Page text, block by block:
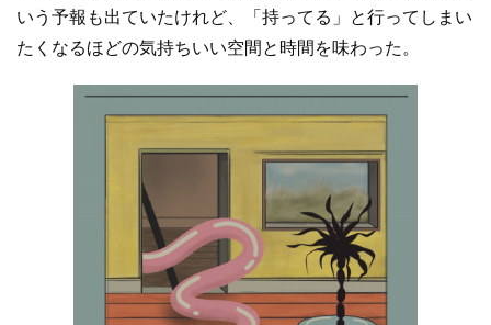
いう予報も出ていたけれど、「持ってる」と行ってしまい
たくなるほどの気持ちいい空間と時間を味わった。